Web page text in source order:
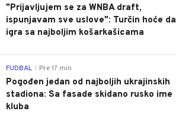
"Prijavljujem se za WNBA draft,
ispunjavam sve uslove": Turčin hoće da
igra sa najboljim košarkašicama
FUDBAL Pre 17 min
Pogođen jedan od najboljih ukrajinskih
stadiona: Sa fasade skidano rusko ime
kluba